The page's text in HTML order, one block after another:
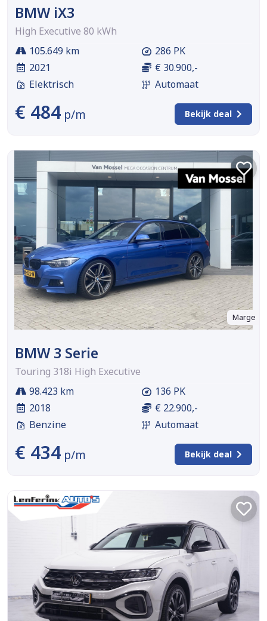
BMW iX3
High Executive 80 kWh
105.649 km
2021
Elektrisch
286 PK
€ 30.900,-
Automaat
€ 484 p/m Bekijk deal
Marge
BMW 3 Serie
Touring 318i High Executive
98.423 km
2018
Benzine
136 PK
€ 22.900,-
Automaat
€ 434 p/m Bekijk deal